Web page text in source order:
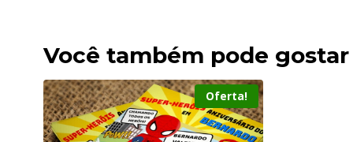
Você também pode
Oferta!